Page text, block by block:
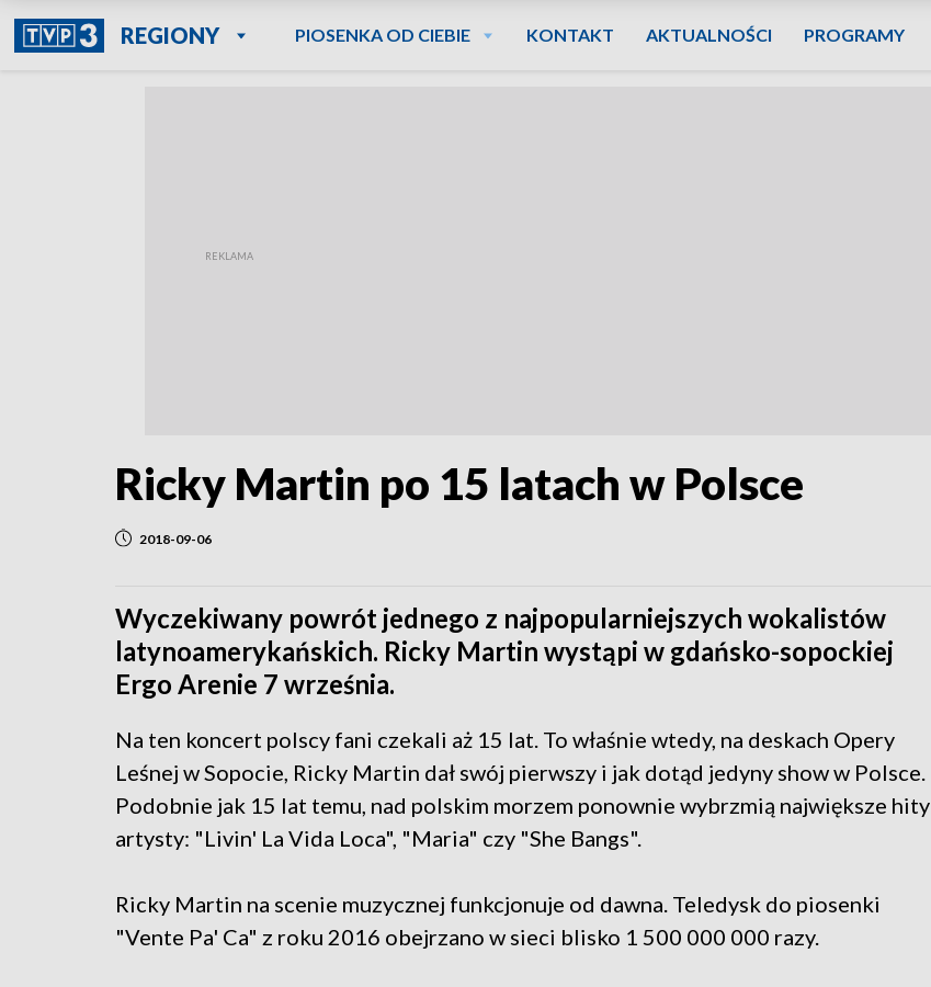
REGIONY PIOSENKA OD CIEBIE KONTAKT AKTUALNOŚCI PROGRAMY
Ricky Martin po 15 latach w Polsce
2018-09-06
Wyczekiwany powrót jednego z najpopularniejszych wokalistów
latynoamerykańskich. Ricky Martin wystąpi w gdańsko-sopockiej
Ergo Arenie 7 września.
Na ten koncert polscy fani czekali aż 15 lat. To właśnie wtedy, na deskach Opery
Leśnej w Sopocie, Ricky Martin dał swój pierwszy i jak dotąd jedyny show w Polsce.
Podobnie jak 15 lat temu, nad polskim morzem ponownie wybrzmią największe hity
artysty: "Livin' La Vida Loca", "Maria" czy "She Bangs".
Ricky Martin na scenie muzycznej funkcjonuje od dawna. Teledysk do piosenki
"Vente Pa' Ca" z roku 2016 obejrzano w sieci blisko 1 500 000 000 razy.